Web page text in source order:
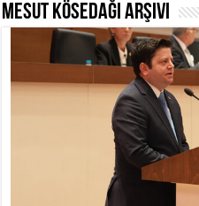
Mesut KösedağıArşivi